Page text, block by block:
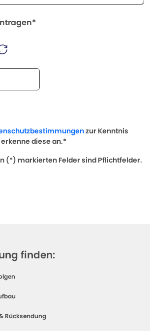
zur Kenntnis
diese an.*
(*) markierten Felder sind Pflichtfelder.
finden:
Rücksendung